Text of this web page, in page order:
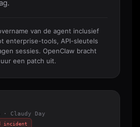
van de agent inclusief
enterprise-tools, API-sleutels
sessies. OpenClaw bracht
een patch uit.
· Claudy Day
incident